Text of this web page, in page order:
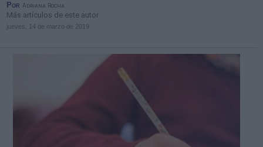
Por Adriana Rocha
Más artículos de este autor
jueves, 14 de marzo de 2019